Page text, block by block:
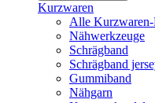
Kurzwaren
Alle Kurzwaren-
Nähwerkzeuge
Schrägband
Schrägband
Gummiband
Nähgarn